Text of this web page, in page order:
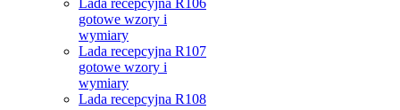
Lada recepcyjna R106
gotowe wzory i
wymiary
Lada recepcyjna R107
gotowe wzory i
wymiary
Lada recepcyjna R108